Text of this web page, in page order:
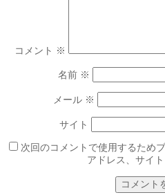
コメント ※
名前 ※
メール ※
サイト
次回のコメントで使用するため
アドレス、サイト